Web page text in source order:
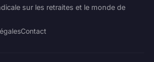
sur les retraites et le monde de
Contact